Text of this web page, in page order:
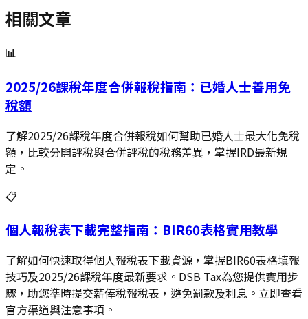
相關文章
📊
2025/26課稅年度合併報稅指南：已婚人士善用免
稅額
了解2025/26課稅年度合併報稅如何幫助已婚人士最大化免稅
額，比較分開評稅與合併評稅的稅務差異，掌握IRD最新規
定。
📋
個人報稅表下載完整指南：BIR60表格實用教學
了解如何快速取得個人報稅表下載資源，掌握BIR60表格填報
技巧及2025/26課稅年度最新要求。DSB Tax為您提供實用步
驟，助您準時提交薪俸稅報稅表，避免罰款及利息。立即查看
官方渠道與注意事項。